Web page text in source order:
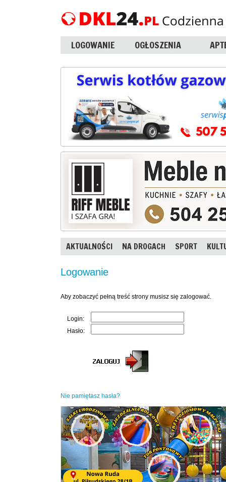
LOGOWANIE OGŁOSZENIA
AKTUALNOŚCI NA DROGACH SPORT
Logowanie
Aby zobaczyć pełną treść strony musisz się zalogować.
Login:
Hasło:
Nie pamiętasz hasła?